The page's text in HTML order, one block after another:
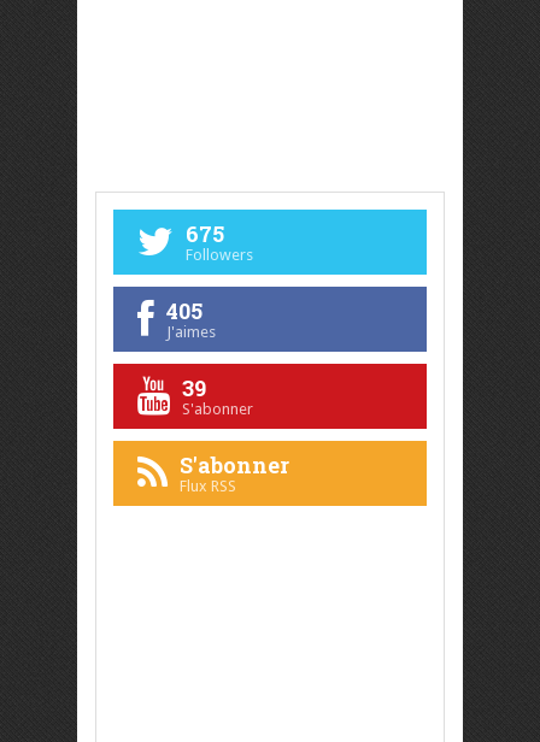
675
Followers
405
J'aimes
39
S'abonner
S'abonner
Flux RSS